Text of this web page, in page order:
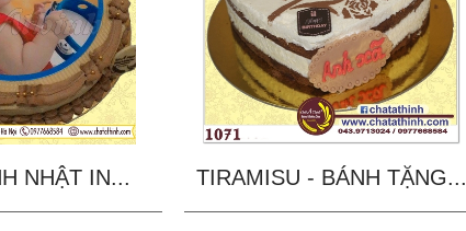
NHẬT IN... TIRAMISU - BÁNH TẶNG...